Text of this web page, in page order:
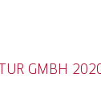
GMBH